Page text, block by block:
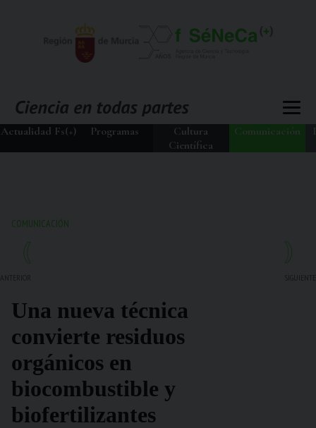
Actualidad Fs(+) Programas
Cultura
Científica
Comunicación
COMUNICACIÓN
Una nueva técnica
convierte residuos
orgánicos en
biocombustible y
biofertilizantes